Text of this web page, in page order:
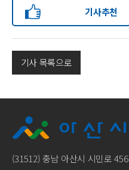
기사추천
기사 목록으로
(31512) 충남 아산시 시민로